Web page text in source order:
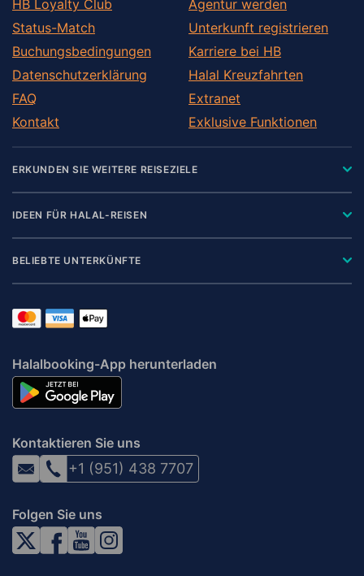
HB Loyalty Club
Status-Match
Buchungsbedingungen
Datenschutzerklärung
FAQ
Kontakt
Agentur werden
Unterkunft registrieren
Karriere bei HB
Halal Kreuzfahrten
Extranet
Exklusive Funktionen
ERKUNDEN SIE WEITERE REISEZIELE
IDEEN FÜR HALAL-REISEN
BELIEBTE UNTERKÜNFTE
Halalbooking-App herunterladen
Kontaktieren Sie uns
+1 (951) 438 7707
Folgen Sie uns